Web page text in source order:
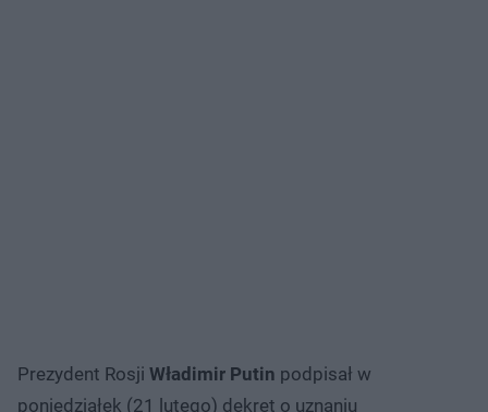
Prezydent Rosji Władimir Putin podpisał w
poniedziałek (21 lutego) dekret o uznaniu